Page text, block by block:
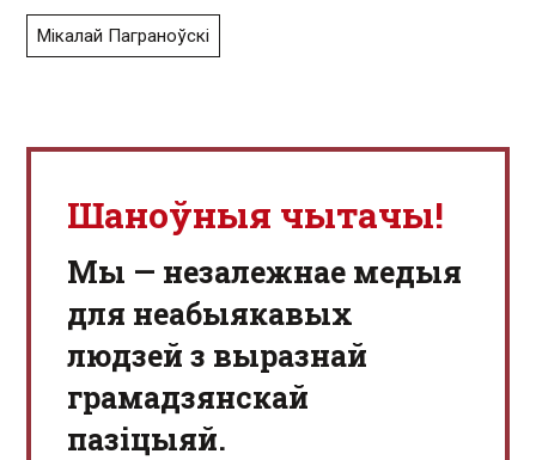
Мікалай Паграноўскі
Шаноўныя чытачы!
Мы — незалежнае медыя
для неабыякавых
людзей з выразнай
грамадзянскай
пазіцыяй.